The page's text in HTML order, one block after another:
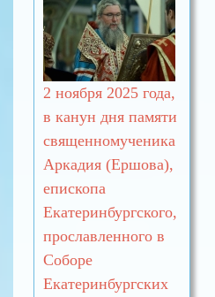
2 ноября 2025 года,
в канун дня памяти
священномученика
Аркадия (Ершова),
епископа
Екатеринбургского,
прославленного в
Соборе
Екатеринбургских